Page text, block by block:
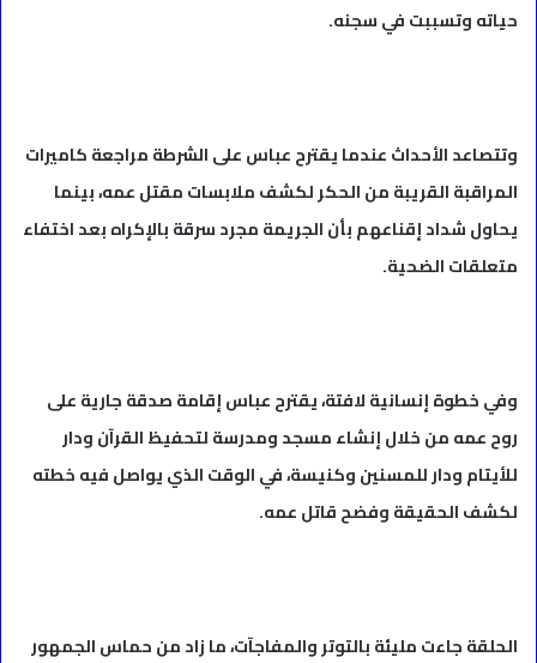
حياته وتسببت في سجنه.
وتتصاعد الأحداث عندما يقترح عباس على الشرطة مراجعة كاميرات
المراقبة القريبة من الحكر لكشف ملابسات مقتل عمه، بينما
يحاول شداد إقناعهم بأن الجريمة مجرد سرقة بالإكراه بعد اختفاء
متعلقات الضحية.
وفي خطوة إنسانية لافتة، يقترح عباس إقامة صدقة جارية على
روح عمه من خلال إنشاء مسجد ومدرسة لتحفيظ القرآن ودار
للأيتام ودار للمسنين وكنيسة، في الوقت الذي يواصل فيه خطته
لكشف الحقيقة وفضح قاتل عمه.
الحلقة جاءت مليئة بالتوتر والمفاجآت، ما زاد من حماس الجمهور